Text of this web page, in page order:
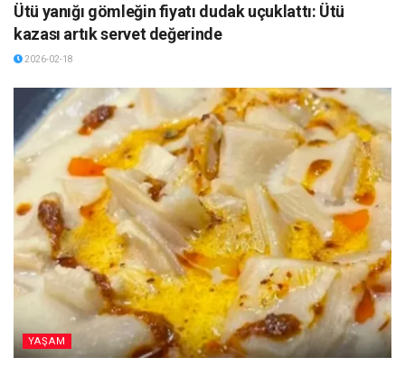
Ütü yanığı gömleğin fiyatı dudak uçuklattı: Ütü
kazası artık servet değerinde
2026-02-18
YAŞAM